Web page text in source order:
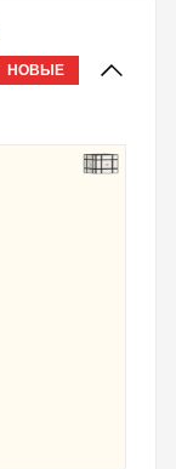
НОВЫЕ